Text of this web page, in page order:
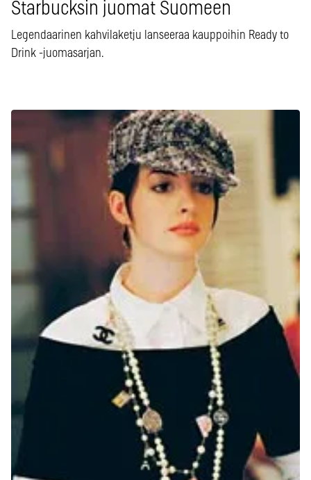
Starbucksin juomat Suomeen
Legendaarinen kahvilaketju lanseeraa kauppoihin Ready to
Drink -juomasarjan.